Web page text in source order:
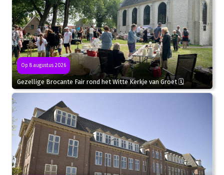
Op 8 augustus 2026
Gezellige Brocante Fair rond het Witte Kerkje van Groet 🗓